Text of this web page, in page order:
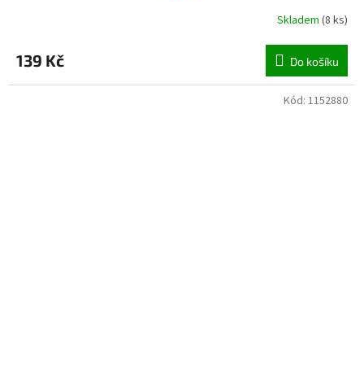
Skladem (8 ks)
139 Kč Do košíku
Kód: 1152880